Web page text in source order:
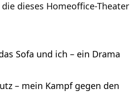
dieses Homeoffice-Theater
Sofa und ich – ein Drama
– mein Kampf gegen den